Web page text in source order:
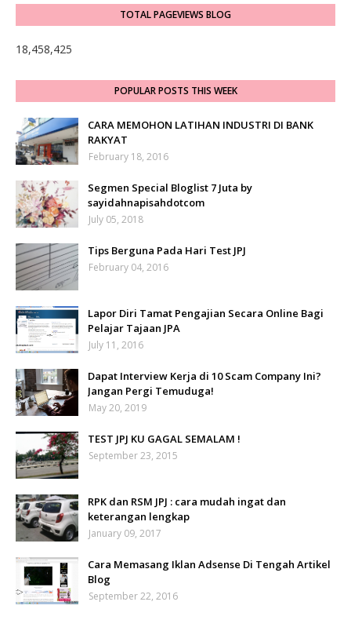
TOTAL PAGEVIEWS BLOG
18,458,425
POPULAR POSTS THIS WEEK
CARA MEMOHON LATIHAN INDUSTRI DI BANK
RAKYAT
February 18, 2016
Segmen Special Bloglist 7 Juta by
sayidahnapisahdotcom
July 05, 2018
Tips Berguna Pada Hari Test JPJ
February 04, 2016
Lapor Diri Tamat Pengajian Secara Online Bagi
Pelajar Tajaan JPA
July 11, 2016
Dapat Interview Kerja di 10 Scam Company Ini?
Jangan Pergi Temuduga!
May 20, 2019
TEST JPJ KU GAGAL SEMALAM !
September 23, 2015
RPK dan RSM JPJ : cara mudah ingat dan
keterangan lengkap
January 09, 2017
Cara Memasang Iklan Adsense Di Tengah Artikel
Blog
September 22, 2016